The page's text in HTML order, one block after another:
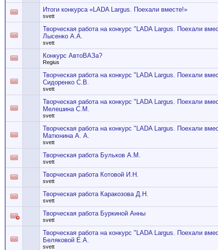
Итоги конкурса «LADA Largus. Поехали вместе!»
svett
Творческая работа на конкурс "LADA Largus. Поехали
Лысенко А.А.
svett
Конкурс АвтоВАЗа?
Regius
Творческая работа на конкурс "LADA Largus. Поехали
Сидоренко С.В.
svett
Творческая работа на конкурс "LADA Largus. Поехали
Мелешина С.М.
svett
Творческая работа на конкурс "LADA Largus. Поехали
Матюнина А. А.
svett
Творческая работа Бульков А.М.
svett
Творческая работа Котовой И.Н.
svett
Творческая работа Каракозова Д.Н.
svett
Творческая работа Буркиной Анны
svett
Творческая работа на конкурс "LADA Largus. Поехали
Беляковой Е.А.
svett